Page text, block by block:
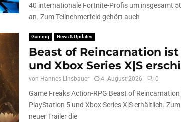
40 internationale Fortnite-Profis um insgesamt
an. Zum Teilnehmerfeld gehört auch
Gaming News & Updates
Beast of Reincarnation ist
und Xbox Series X|S
von Hannes Linsbauer 4. August 2026 0
Game Freaks Action-RPG Beast of
PlayStation 5 und Xbox Series X|S erhältlich.
neuer Trailer die